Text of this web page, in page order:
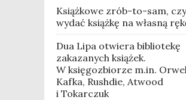
Książkowe zrób-to-sam,
wydać książkę na własną
Dua Lipa otwiera bibliotekę
zakazanych książek.
W księgozbiorze m.in.
Kafka, Rushdie, Atwood
i Tokarczuk